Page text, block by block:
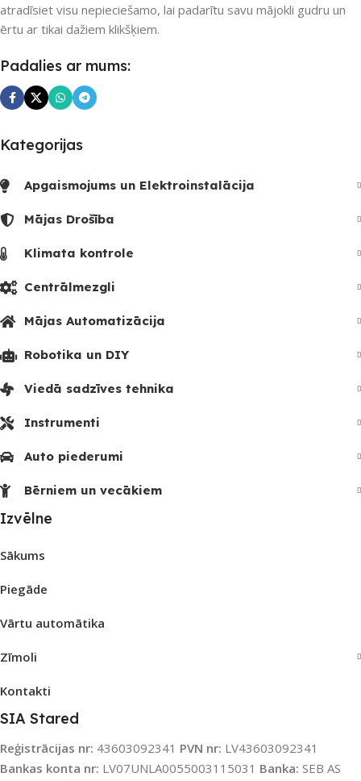
atradīsiet visu nepieciešamo, lai padarītu savu mājokli gudru un
ērtu ar tikai dažiem klikšķiem.
Padalies ar mums:
Kategorijas
Apgaismojums un Elektroinstalācija
Mājas Drošība
Klimata kontrole
Centrālmezgli
Mājas Automatizācija
Robotika un DIY
Viedā sadzīves tehnika
Instrumenti
Auto piederumi
Bērniem un vecākiem
Izvēlne
Sākums
Piegāde
Vārtu automātika
Zīmoli
Kontakti
SIA Stared
Reģistrācijas nr: 43603092341 PVN nr: LV43603092341
Bankas konta nr: LV07UNLA0055003115031 Banka: SEB AS